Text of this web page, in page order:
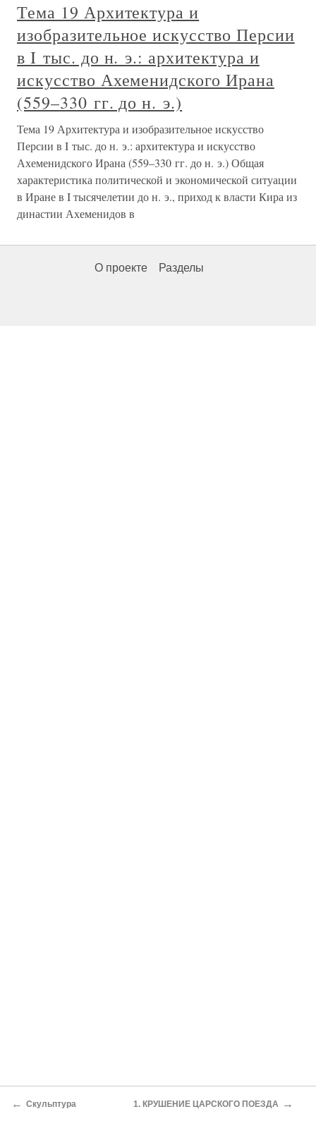
Тема 19 Архитектура и
изобразительное искусство Персии
в I тыс. до н. э.: архитектура и
искусство Ахеменидского Ирана
(559–330 гг. до н. э.)
Тема 19 Архитектура и изобразительное искусство
Персии в I тыс. до н. э.: архитектура и искусство
Ахеменидского Ирана (559–330 гг. до н. э.) Общая
характеристика политической и экономической ситуации
в Иране в I тысячелетии до н. э., приход к власти Кира из
династии Ахеменидов в
О проекте Разделы
← Скульптура 1. КРУШЕНИЕ ЦАРСКОГО ПОЕЗДА →